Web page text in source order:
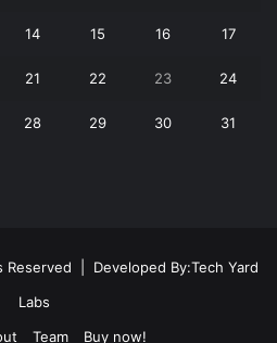
14 15 16 17
21 22 23 24
28 29 30 31
Reserved | Developed By:Tech Yard
Labs
Team Buy now!